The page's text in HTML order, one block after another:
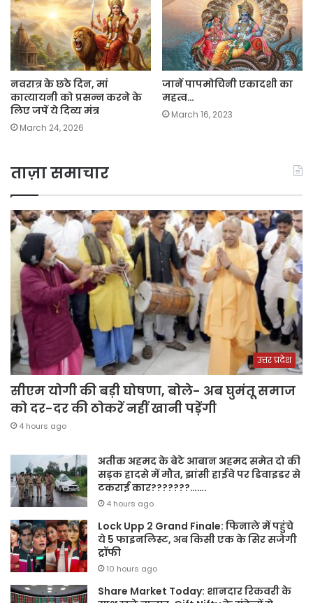
नवरात्र के छठे दिन, मां
कात्यायनी को प्रसन्न करने के
लिए जपें ये दिव्य मंत्र
March 24, 2026
जानें पापमोचिनी एकादशी का
महत्व…
March 16, 2023
ताज़ा समाचार
उत्तर प्रदेश
सीएम योगी की बड़ी घोषणा, बोले- अब घुमंतू समाज
को दर-दर की ठोकरें नहीं खानी पड़ेंगी
4 hours ago
अतीक अहमद के बेटे आबान अहमद समेत दो की
सड़क हादसे में मौत, झांसी हाईवे पर डिवाइडर से
टकराई कार???????…….
4 hours ago
Lock Upp 2 Grand Finale: फिनाले में पहुंचे
ये 5 फाइनलिस्ट, अब किसी एक के सिर सजेगी
ट्रॉफी
10 hours ago
Share Market Today: शानदार रिकवरी के